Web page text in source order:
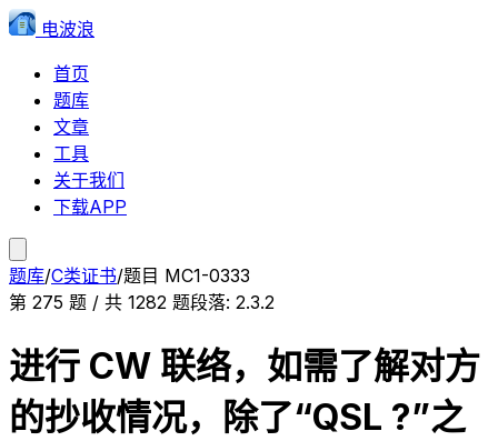
电波浪
首页
题库
文章
工具
关于我们
下载APP
题库/C类证书/题目 MC1-0333
第 275 题 / 共 1282 题段落: 2.3.2
进行 CW 联络，如需了解对方
的抄收情况，除了“QSL ?”之